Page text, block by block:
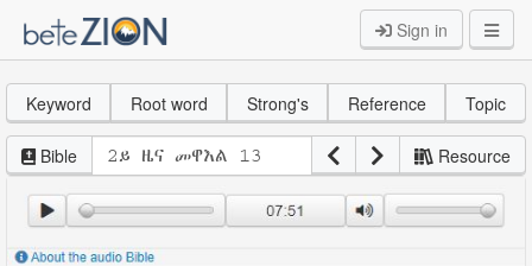
Sign in
Keyword Root word Strong's Reference Topic
Bible Resource